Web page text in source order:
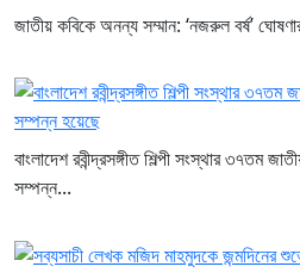
জাতীয় কবিকে অনন্য সম্মান: ‘নজরুল বর্ষ’
বাংলাদেশ রবীন্দ্রসঙ্গীত শিল্পী সংস্থার ৩৭তম
সম্পন্ন...